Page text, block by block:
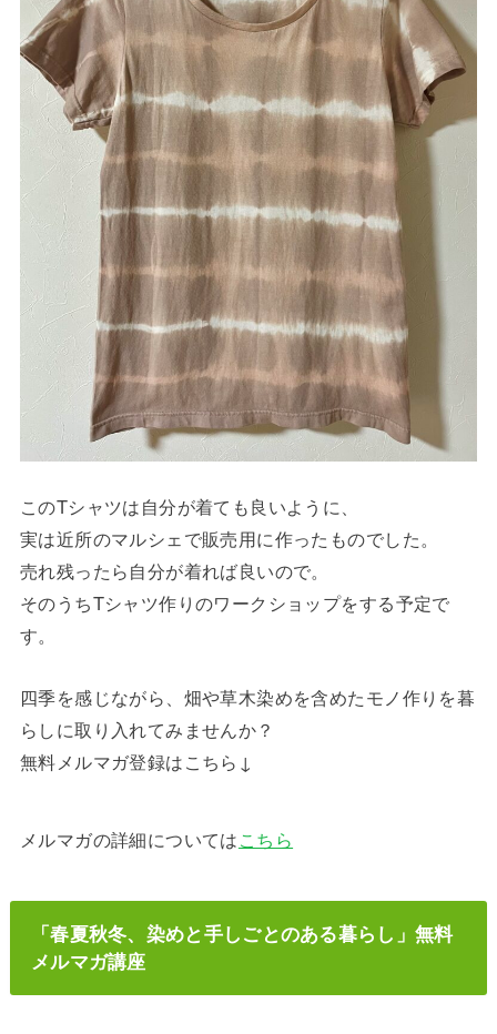
このTシャツは自分が着ても良いように、
実は近所のマルシェで販売用に作ったものでした。
売れ残ったら自分が着れば良いので。
そのうちTシャツ作りのワークショップをする予定で
す。
四季を感じながら、畑や草木染めを含めたモノ作りを暮
らしに取り入れてみませんか？
無料メルマガ登録はこちら↓
メルマガの詳細についてはこちら
「春夏秋冬、染めと手しごとのある暮らし」無料
メルマガ講座